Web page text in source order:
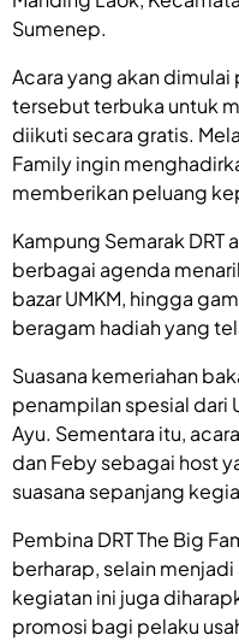
Sumenep.
Acara yang akan
tersebut terbuka untuk
diikuti secara gratis.
Family ingin
memberikan peluang
Kampung Semarak DRT
berbagai agenda
bazar UMKM, hingga
beragam hadiah yang
Suasana kemeriahan
penampilan spesial dari
Ayu. Sementara itu,
dan Feby sebagai host
suasana sepanjang
Pembina DRT The Big
berharap, selain
kegiatan ini juga
promosi bagi pelaku